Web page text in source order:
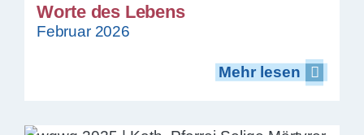
Worte des Lebens
Februar 2026
Mehr lesen
Mehr lesen